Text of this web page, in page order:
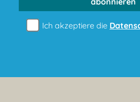
Ich akzeptiere die